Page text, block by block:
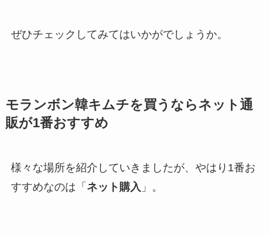
ぜひチェックしてみてはいかがでしょうか。
モランボン韓キムチを買うならネット通
販が1番おすすめ
様々な場所を紹介していきましたが、やはり1番お
すすめなのは「 ネット購入 」。